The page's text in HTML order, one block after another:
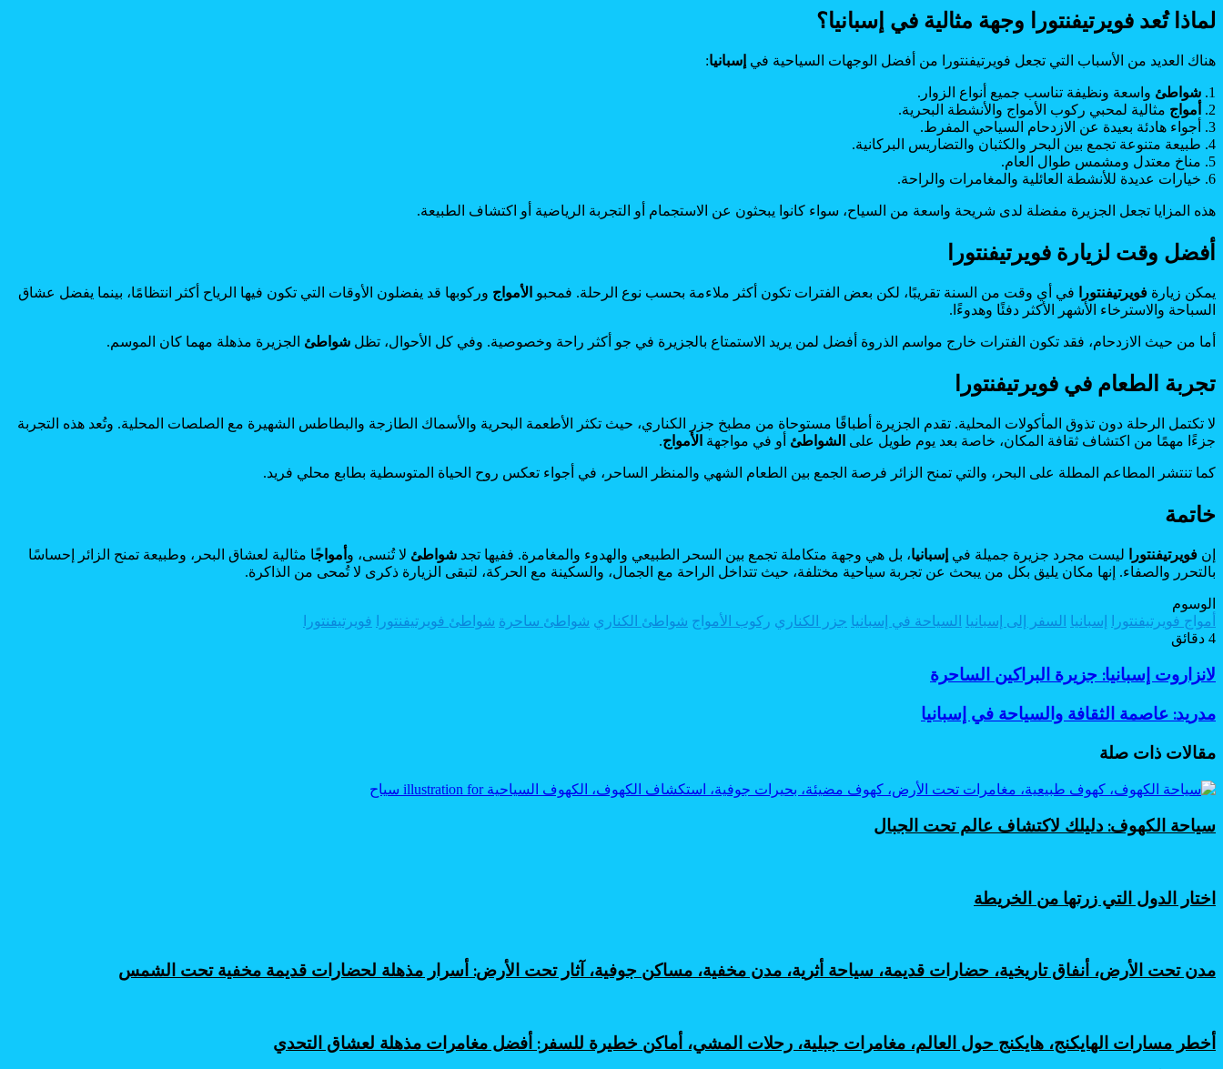
لماذا تُعد فويرتيفنتورا وجهة مثالية في إسبانيا؟
هناك العديد من الأسباب التي تجعل فويرتيفنتورا من أفضل الوجهات السياحية في إسبانيا:
1. شواطئ واسعة ونظيفة تناسب جميع أنواع الزوار.
2.
أمواج مثالية لمحبي ركوب الأمواج والأنشطة البحرية.
3. أجواء هادئة بعيدة عن الازدحام السياحي المفرط.
4. طبيعة متنوعة تجمع بين البحر والكثبان والتضاريس البركانية.
5. مناخ معتدل ومشمس طوال العام.
6. خيارات عديدة للأنشطة العائلية والمغامرات والراحة.
هذه المزايا تجعل الجزيرة مفضلة لدى شريحة واسعة من السياح، سواء كانوا يبحثون عن الاستجمام أو التجربة الرياضية أو اكتشاف الطبيعة.
أفضل وقت لزيارة فويرتيفنتورا
يمكن زيارة فويرتيفنتورا في أي وقت من السنة تقريبًا، لكن بعض الفترات تكون أكثر ملاءمة بحسب نوع الرحلة. فمحبو الأمواج وركوبها قد يفضلون الأوقات التي تكون فيها الرياح أكثر انتظامًا، بينما يفضل عشاق
السباحة والاسترخاء الأشهر الأكثر دفئًا وهدوءًا.
أما من حيث الازدحام، فقد تكون الفترات خارج مواسم الذروة أفضل لمن يريد الاستمتاع بالجزيرة في جو أكثر راحة وخصوصية. وفي كل الأحوال، تظل شواطئ الجزيرة مذهلة مهما كان الموسم.
تجربة الطعام في فويرتيفنتورا
لا تكتمل الرحلة دون تذوق المأكولات المحلية. تقدم الجزيرة أطباقًا مستوحاة من مطبخ جزر الكناري، حيث تكثر الأطعمة البحرية والأسماك الطازجة والبطاطس الشهيرة مع الصلصات المحلية. وتُعد هذه التجربة
جزءًا مهمًا من اكتشاف ثقافة المكان، خاصة بعد يوم طويل على الشواطئ أو في مواجهة الأمواج.
كما تنتشر المطاعم المطلة على البحر، والتي تمنح الزائر فرصة الجمع بين الطعام الشهي والمنظر الساحر، في أجواء تعكس روح الحياة المتوسطية بطابع محلي فريد.
خاتمة
إن فويرتيفنتورا ليست مجرد جزيرة جميلة في إسبانيا، بل هي وجهة متكاملة تجمع بين السحر الطبيعي والهدوء والمغامرة. ففيها تجد شواطئ لا تُنسى، و أمواجًا مثالية لعشاق البحر، وطبيعة تمنح الزائر إحساسًا
بالتحرر والصفاء. إنها مكان يليق بكل من يبحث عن تجربة سياحية مختلفة، حيث تتداخل الراحة مع الجمال، والسكينة مع الحركة، لتبقى الزيارة ذكرى لا تُمحى من الذاكرة.
الوسوم
أمواج فويرتيفنتورا
إسبانيا السفر إلى إسبانيا السياحة في إسبانيا جزر الكناري ركوب الأمواج شواطئ الكناري شواطئ ساحرة شواطئ فويرتيفنتورا
فويرتيفنتورا
4 دقائق
عبر
البريد
لانزاروت
إسبانيا:
البراكين
لانزاروت إسبانيا: جزيرة البراكين الساحرة
مدريد:
عاصمة
الثقافة
والسياحة
في
إسبانيا
مدريد: عاصمة الثقافة والسياحة في إسبانيا
مقالات ذات صلة
سياحة الكهوف: دليلك لاكتشاف عالم تحت الجبال
اختار الدول التي زرتها من الخريطة
مدن تحت الأرض، أنفاق تاريخية، حضارات قديمة، سياحة أثرية، مدن مخفية، مساكن جوفية، آثار تحت الأرض: أسرار مذهلة لحضارات قديمة مخفية تحت الشمس
أخطر مسارات الهايكنج، هايكنج حول العالم، مغامرات جبلية، رحلات المشي، أماكن خطيرة للسفر: أفضل مغامرات مذهلة لعشاق التحدي